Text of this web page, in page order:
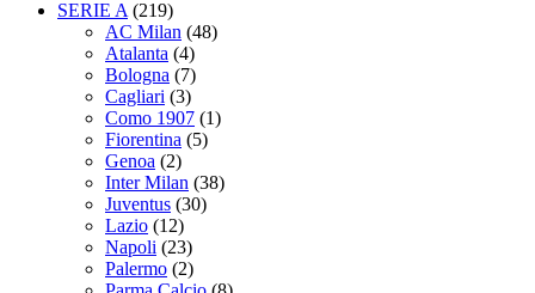
SERIE A (219)
AC Milan (48)
Atalanta (4)
Bologna (7)
Cagliari (3)
Como 1907 (1)
Fiorentina (5)
Genoa (2)
Inter Milan (38)
Juventus (30)
Lazio (12)
Napoli (23)
Palermo (2)